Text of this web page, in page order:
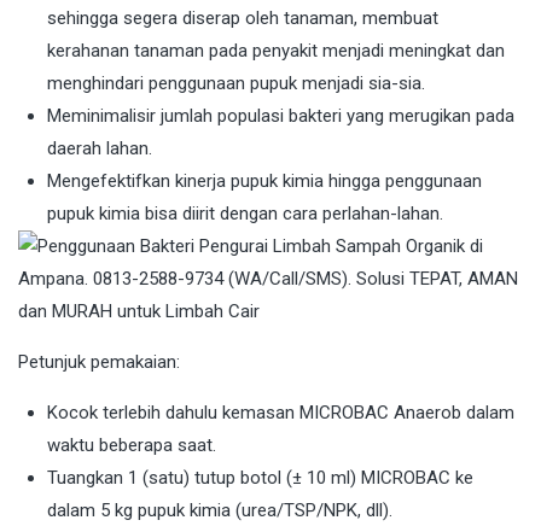
sehingga segera diserap oleh tanaman, membuat
kerahanan tanaman pada penyakit menjadi meningkat dan
menghindari penggunaan pupuk menjadi sia-sia.
Meminimalisir jumlah populasi bakteri yang merugikan pada
daerah lahan.
Mengefektifkan kinerja pupuk kimia hingga penggunaan
pupuk kimia bisa diirit dengan cara perlahan-lahan.
Petunjuk pemakaian:
Kocok terlebih dahulu kemasan MICROBAC Anaerob dalam
waktu beberapa saat.
Tuangkan 1 (satu) tutup botol (± 10 ml) MICROBAC ke
dalam 5 kg pupuk kimia (urea/TSP/NPK, dll).